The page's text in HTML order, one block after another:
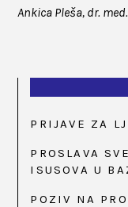
Ankica Pleša, dr. med.
PRIJAVE ZA
PROSLAVA
ISUSOVA U
POZIV NA